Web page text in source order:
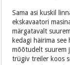
Sama asi kuskil
ekskavaatori
märgatavalt
kedagi häirima
mõõtudelt suurem
trügiv treiler koos